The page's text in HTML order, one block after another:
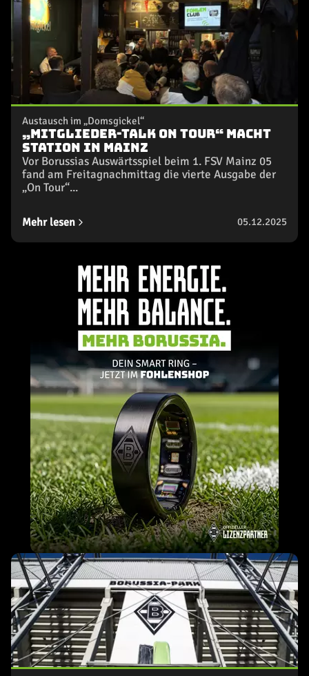
Austausch im „Domsgickel“
„Mitglieder-Talk on Tour“ macht
Station in Mainz
Vor Borussias Auswärtsspiel beim 1. FSV Mainz 05
fand am Freitagnachmittag die vierte Ausgabe der
„On Tour“...
Mehr lesen 05.12.2025